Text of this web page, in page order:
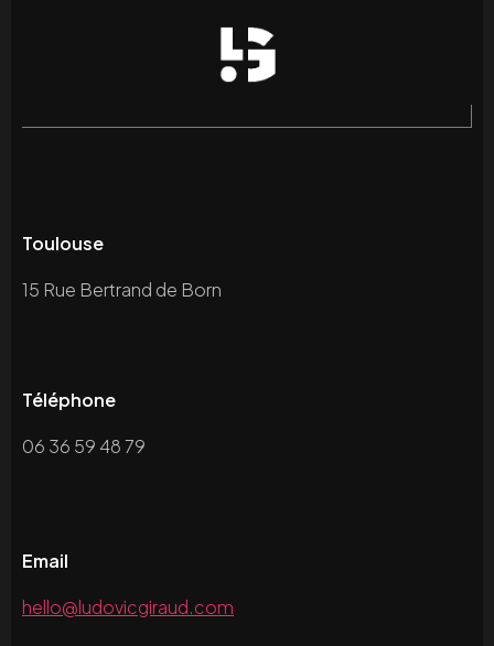
Toulouse
15 Rue Bertrand de Born
Téléphone
06 36 59 48 79
Email
hello@ludovicgiraud.com